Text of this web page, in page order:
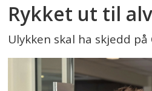
Rykket ut til
Ulykken skal ha skjedd på